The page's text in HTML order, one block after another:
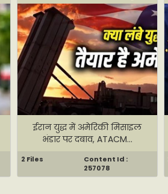
ईरान युद्ध में अमेरिकी मिसाइल
भंडार पर दबाव, ATACM...
2 Files
Content Id :
257078